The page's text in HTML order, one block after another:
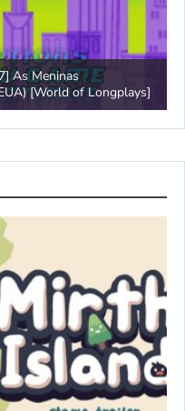
As Meninas
[World of Longplays]